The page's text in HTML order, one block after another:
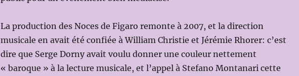
La production des Noces de Figaro remonte à 2007, et la direction
musicale en avait été confiée à William Christie et Jérémie Rhorer: c’est
dire que Serge Dorny avait voulu donner une couleur nettement
« baroque » à la lecture musicale, et l’appel à Stefano Montanari cette